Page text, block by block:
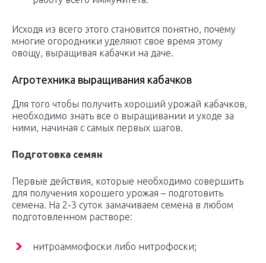
Исходя из всего этого становится понятно, почему
многие огородники уделяют свое время этому
овощу, выращивая кабачки на даче.
Агротехника выращивания кабачков
Для того чтобы получить хороший урожай кабачков,
необходимо знать все о выращивании и уходе за
ними, начиная с самых первых шагов.
Подготовка семян
Первые действия, которые необходимо совершить
для получения хорошего урожая – подготовить
семена. На 2-3 суток замачиваем семена в любом
подготовленном растворе:
нитроаммофоски либо нитрофоски;